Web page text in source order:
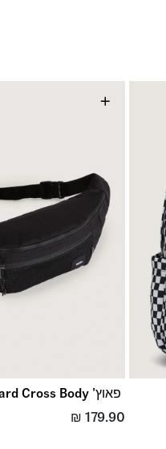
הרשת
כאן
+
פאוץ' Ward Cross Body
₪ 179.90